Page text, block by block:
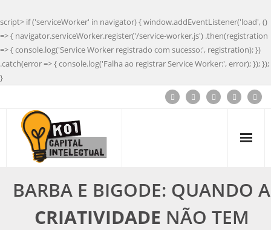
script> if ('serviceWorker' in navigator) { window.addEventListener('load', ()
=> { navigator.serviceWorker.register('/service-worker.js') .then(registration
=> { console.log('Service Worker registrado com sucesso:', registration); })
.catch(error => { console.log('Falha ao registrar Service Worker:', error); }); });
}
BARBA E BIGODE: QUANDO A
CRIATIVIDADE NÃO TEM